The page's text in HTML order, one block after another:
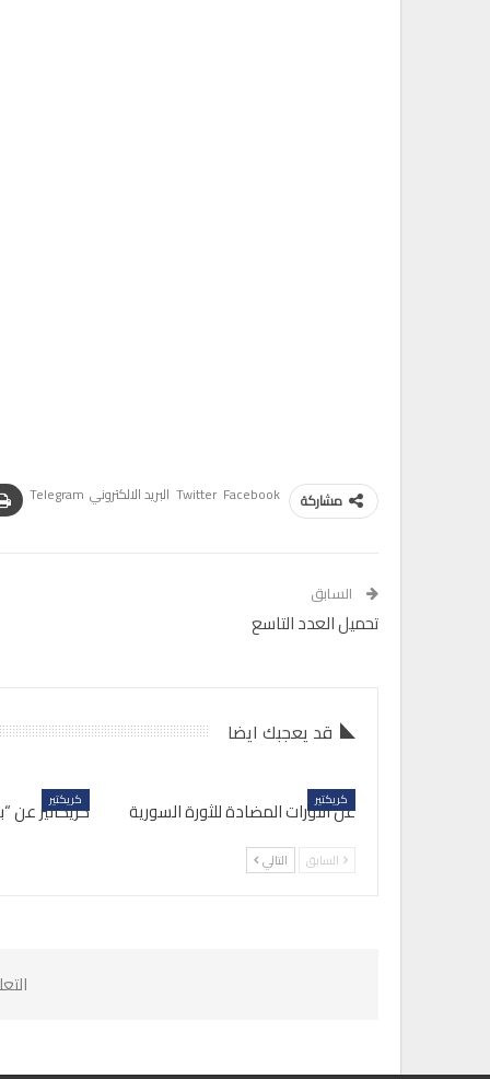
مشاركة Facebook
Twitter البريد الالكتروني Telegram
السابق
تحميل العدد التاسع
قد يعجبك ايضا
كريكتير
عن الثورات المضادة للثورة السورية كريكتير
كريكاتير عن
السابق التالي